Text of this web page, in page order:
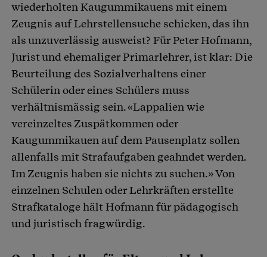
wiederholten Kaugummikauens mit einem
Zeugnis auf Lehrstellensuche schicken, das ihn
als unzuverlässig ausweist? Für Peter Hofmann,
Jurist und ehemaliger Primarlehrer, ist klar: Die
Beurteilung des Sozialverhaltens einer
Schülerin oder eines Schülers muss
verhältnismässig sein. «Lappalien wie
vereinzeltes Zuspätkommen oder
Kaugummikauen auf dem Pausenplatz sollen
allenfalls mit Strafaufgaben geahndet werden.
Im Zeugnis haben sie nichts zu suchen.» Von
einzelnen Schulen oder Lehrkräften erstellte
Strafkataloge hält Hofmann für pädagogisch
und juristisch fragwürdig.